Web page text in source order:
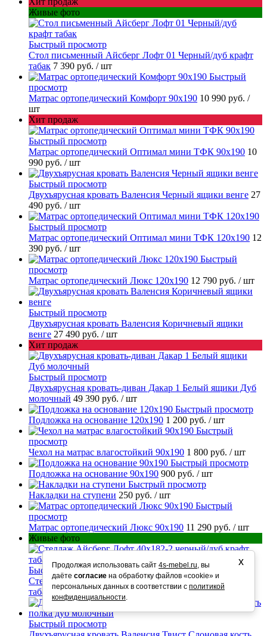
Живые фото
Быстрый просмотр
Стол письменный Айсберг Лофт 01 Черный/дуб крафт
табак 7 390 руб. / шт
Быстрый
просмотр
Матрас ортопедический Комфорт 90х190 10 990 руб. /
шт
Хит продаж
Быстрый просмотр
Матрас ортопедический Оптимал мини ТФК 90х190 10
990 руб. / шт
Быстрый просмотр
Двухъярусная кровать Валенсия Черный ящики венге 27
490 руб. / шт
Быстрый просмотр
Матрас ортопедический Оптимал мини ТФК 120х190 12
390 руб. / шт
Быстрый
просмотр
Матрас ортопедический Люкс 120х190 12 790 руб. / шт
Быстрый просмотр
Двухъярусная кровать Валенсия Коричневый ящики
венге 27 490 руб. / шт
Хит продаж
Быстрый просмотр
Двухъярусная кровать-диван Дакар 1 Белый ящики Дуб
молочный 49 390 руб. / шт
Быстрый просмотр
Подложка на основание 120х190 1 200 руб. / шт
Быстрый
просмотр
Чехол на матрас влагостойкий 90х190 1 800 руб. / шт
Быстрый просмотр
Подложка на основание 90х190 900 руб. / шт
Быстрый просмотр
Накладки на ступени 250 руб. / шт
Быстрый
просмотр
Матрас ортопедический Люкс 90х190 11 290 руб. / шт
Живые фото
Быстрый просмотр
Стеллаж Айсберг Лофт 40х182-2 черный/дуб крафт
табак
10 990 руб./ шт
Быстрый просмотр
Продолжая использовать сайт 4s-mebel.ru, вы
даёте согласие на обработку файлов «cookie» и
персональных данных в соответствии с политикой
конфиденциальности.
х